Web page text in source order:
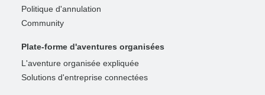
Politique d'annulation
Community
Plate-forme d'aventures organisées
L'aventure organisée expliquée
Solutions d'entreprise connectées